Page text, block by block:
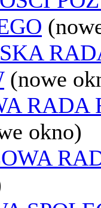
(nowe
RADA
okno)